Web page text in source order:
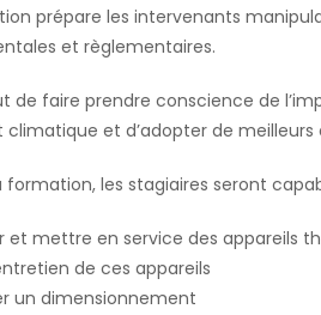
prépare les intervenants
et règlementaires.
de faire prendre conscience de
et d’adopter de
formation, les stagiaires seront
et mettre en service des appareils
de ces appareils
un dimensionnement